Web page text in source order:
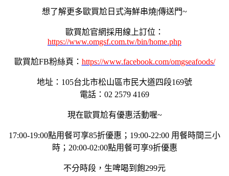
想了解更多歐買尬日式海鮮串燒|傳送門~
歐買尬官網採用線上訂位：
https://www.omgsf.com.tw/bin/home.php
歐買尬FB粉絲頁： https://www.facebook.com/omgseafoods/
地址：105台北市松山區市民大道四段169號
電話：02 2579 4169
現在歐買尬有優惠活動喔~
17:00-19:00點用餐可享85折優惠；19:00-22:00 用餐時間三小
時；20:00-02:00點用餐可享9折優惠
不分時段，生啤喝到飽299元